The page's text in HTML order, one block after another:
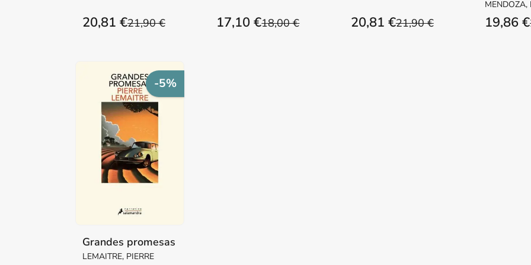
21,90 €
20,81 € 18,00 €
17,10 € 21,90 €
20,81 €
MENDOZA,
19,86 €
-5%
Grandes promesas
LEMAITRE, PIERRE